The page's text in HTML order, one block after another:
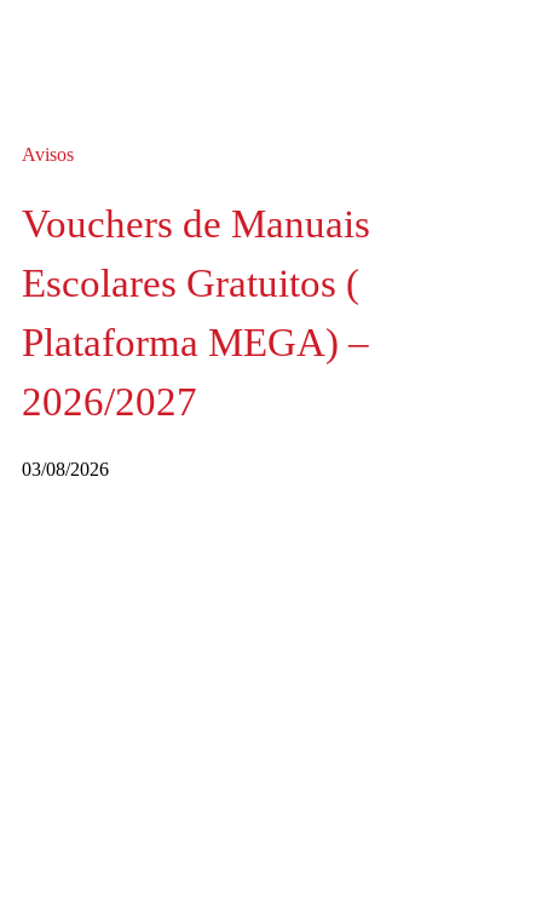
Avisos
Vouchers de Manuais
Escolares Gratuitos (
Plataforma MEGA) –
2026/2027
03/08/2026